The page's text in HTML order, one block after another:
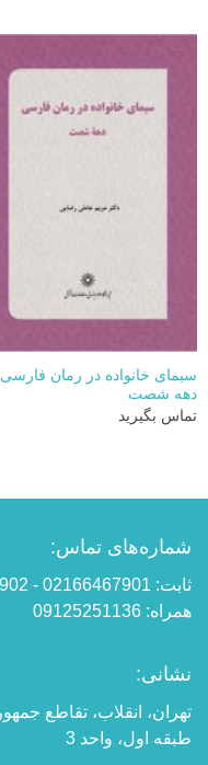
سیمای خانواده در رمان فارسی
دهه شصت
تماس بگیرید
شماره‌های تماس:
ثابت: 02166467901 - 02166467902
همراه: 09125251136
نشانی:
طبقه اول، واحد 3